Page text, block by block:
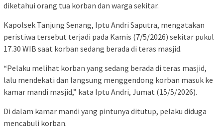
diketahui orang tua korban dan warga sekitar.
Kapolsek Tanjung Senang, Iptu Andri Saputra, mengatakan
peristiwa tersebut terjadi pada Kamis (7/5/2026) sekitar pukul
17.30 WIB saat korban sedang berada di teras masjid.
“Pelaku melihat korban yang sedang berada di teras masjid,
lalu mendekati dan langsung menggendong korban masuk ke
kamar mandi masjid,” kata Iptu Andri, Jumat (15/5/2026).
Di dalam kamar mandi yang pintunya ditutup, pelaku diduga
mencabuli korban.